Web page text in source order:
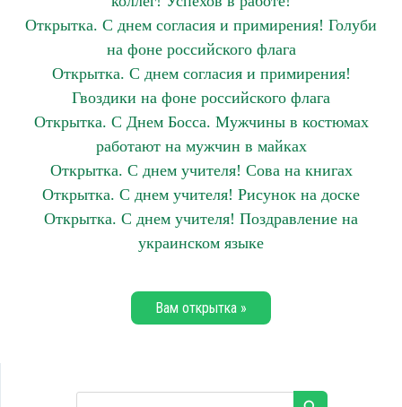
Открытка. С днем согласия и примирения! Голуби
на фоне российского флага
Открытка. С днем согласия и примирения!
Гвоздики на фоне российского флага
Открытка. С Днем Босса. Мужчины в костюмах
работают на мужчин в майках
Открытка. С днем учителя! Сова на книгах
Открытка. С днем учителя! Рисунок на доске
Открытка. С днем учителя! Поздравление на
украинском языке
Вам открытка »